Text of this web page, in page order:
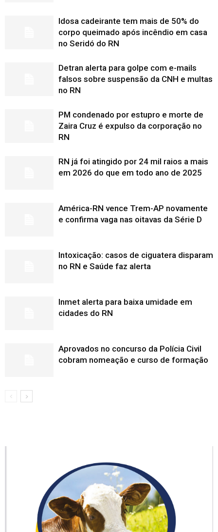
Idosa cadeirante tem mais de 50% do
corpo queimado após incêndio em casa
no Seridó do RN
Detran alerta para golpe com e-mails
falsos sobre suspensão da CNH e multas
no RN
PM condenado por estupro e morte de
Zaira Cruz é expulso da corporação no
RN
RN já foi atingido por 24 mil raios a mais
em 2026 do que em todo ano de 2025
América-RN vence Trem-AP novamente
e confirma vaga nas oitavas da Série D
Intoxicação: casos de ciguatera disparam
no RN e Saúde faz alerta
Inmet alerta para baixa umidade em
cidades do RN
Aprovados no concurso da Polícia Civil
cobram nomeação e curso de formação